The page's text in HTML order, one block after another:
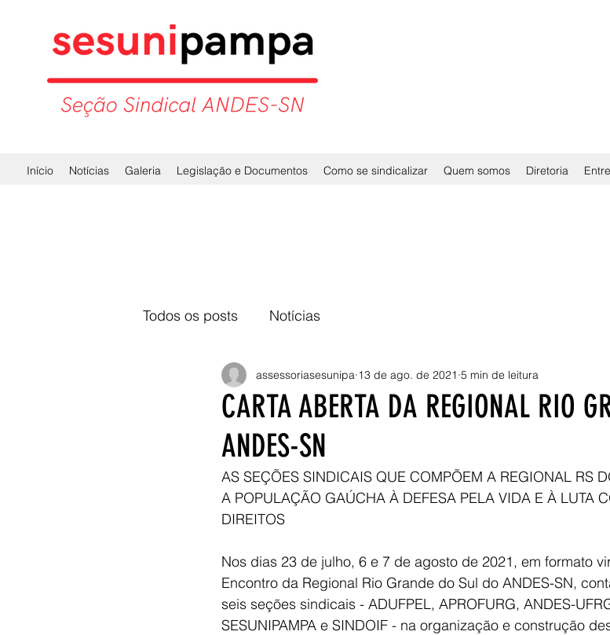
Início Notícias Galeria Legislação e Documentos Como se sindicalizar Quem somos Diretoria
Todos os posts Notícias
CARTA ABERTA DA REGIONAL RIO
ANDES-SN
assessoriasesunipa 13 de ago. de 2021 5 min de leitura
AS SEÇÕES SINDICAIS QUE COMPÕEM A REGIONAL RS
A POPULAÇÃO GAÚCHA À DEFESA PELA VIDA E À LUTA
DIREITOS
Nos dias 23 de julho, 6 e 7 de agosto de 2021, em formato
Encontro da Regional Rio Grande do Sul do ANDES-SN,
seis seções sindicais - ADUFPEL, APROFURG, ANDES-
SESUNIPAMPA e SINDOIF - na organização e construção